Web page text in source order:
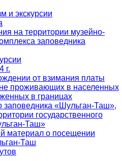
и экскурсии
на территории музейно-
заповедника
г.
от взимания платы
проживающих в населенных
в границах
заповедника «Шульган-Таш»,
государственного
Таш»
материал о посещении
Таш